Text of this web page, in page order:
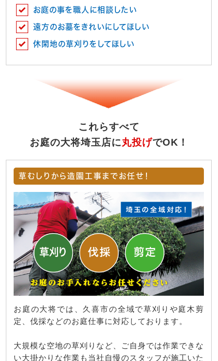
お庭の事を職人に相談したい
遠方のお墓をきれいにしてほしい
休閑地の草刈りをしてほしい
これらすべて
お庭の大将埼玉店に丸投げでOK！
草むしりから造園工事までお任せ！
お庭の大将では、久喜市の全域で草刈りや庭木剪
定、伐採などのお庭仕事に対応しております。
大規模な空地の草刈りなど、ご自身では作業できな
い大掛かりな作業も当社自慢のスタッフが施工いた